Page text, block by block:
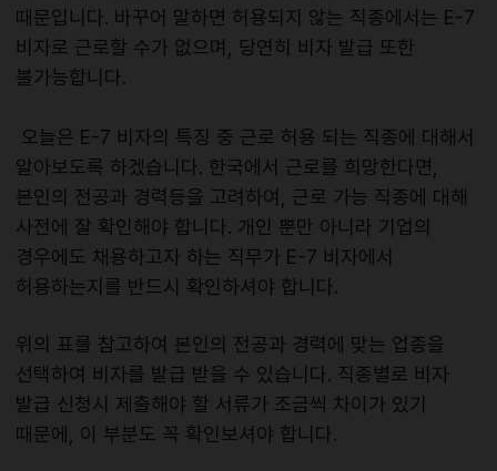
때문입니다. 바꾸어 말하면 허용되지 않는 직종에서는 E-7
비자로 근로할 수가 없으며, 당연히 비자 발급 또한
불가능합니다.
오늘은 E-7 비자의 특징 중 근로 허용 되는 직종에 대해서
알아보도록 하겠습니다. 한국에서 근로를 희망한다면,
본인의 전공과 경력등을 고려하여, 근로 가능 직종에 대해
사전에 잘 확인해야 합니다. 개인 뿐만 아니라 기업의
경우에도 채용하고자 하는 직무가 E-7 비자에서
허용하는지를 반드시 확인하셔야 합니다.
위의 표를 참고하여 본인의 전공과 경력에 맞는 업종을
선택하여 비자를 발급 받을 수 있습니다. 직종별로 비자
발급 신청시 제출해야 할 서류가 조금씩 차이가 있기
때문에, 이 부분도 꼭 확인보셔야 합니다.